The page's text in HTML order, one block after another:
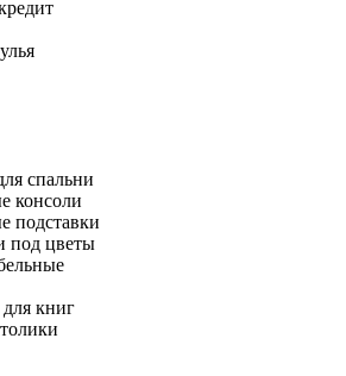
спальни
консоли
подставки
под цветы
книг